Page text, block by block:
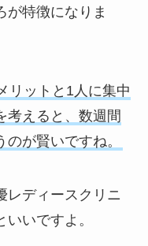
が特徴になりま
リットと1人に集中
考えると、数週間
が賢いですね。
レディースクリニ
いですよ。